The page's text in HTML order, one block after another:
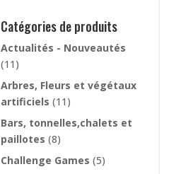
Catégories de produits
Actualités - Nouveautés
(11)
Arbres, Fleurs et végétaux
artificiels (11)
Bars, tonnelles,chalets et
paillotes (8)
Challenge Games (5)